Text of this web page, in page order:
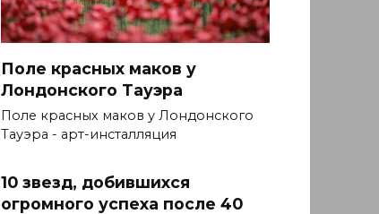
Поле красных маков у
Лондонского Тауэра
Поле красных маков у Лондонского
Тауэра - арт-инсталляция
10 звезд, добившихся
огромного успеха после 40